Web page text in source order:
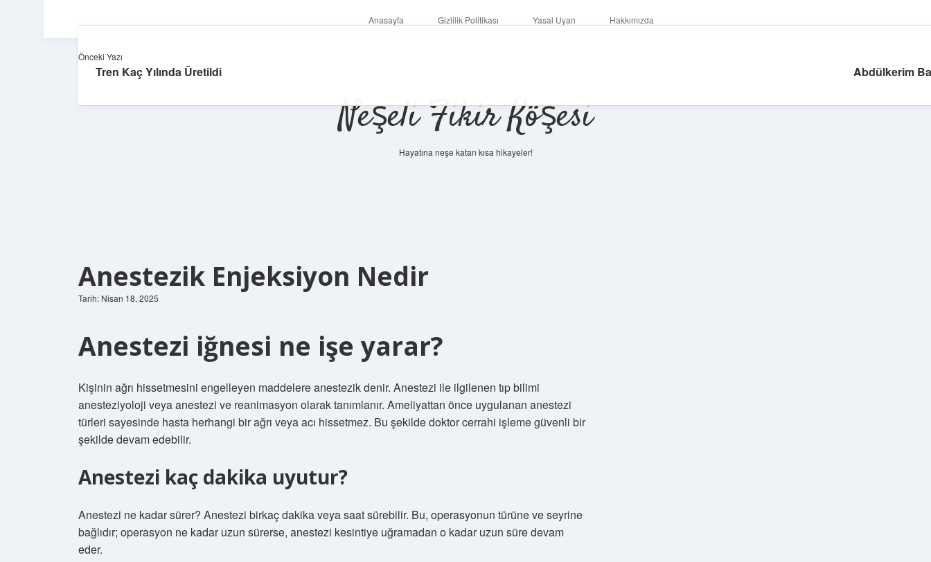
Anasayfa Gizlilik Politikası Yasal Uyarı Hakkımızda
Neşeli Fikir Köşesi
Hayatına neşe katan kısa hikayeler!
Anestezik Enjeksiyon Nedir
Tarih: Nisan 18, 2025
Anestezi iğnesi ne işe yarar?
Kişinin ağrı hissetmesini engelleyen maddelere anestezik denir. Anestezi ile ilgilenen tıp bilimi
anesteziyoloji veya anestezi ve reanimasyon olarak tanımlanır. Ameliyattan önce uygulanan anestezi
türleri sayesinde hasta herhangi bir ağrı veya acı hissetmez. Bu şekilde doktor cerrahi işleme güvenli bir
şekilde devam edebilir.
Anestezi kaç dakika uyutur?
Anestezi ne kadar sürer? Anestezi birkaç dakika veya saat sürebilir. Bu, operasyonun türüne ve seyrine
bağlıdır; operasyon ne kadar uzun sürerse, anestezi kesintiye uğramadan o kadar uzun süre devam
eder.
Önceki Yazı
Tren Kaç Yılında Üretildi Abdülkerim